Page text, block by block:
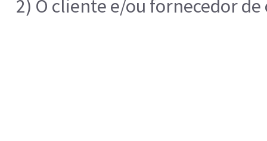
2) O cliente e/ou fornecedor